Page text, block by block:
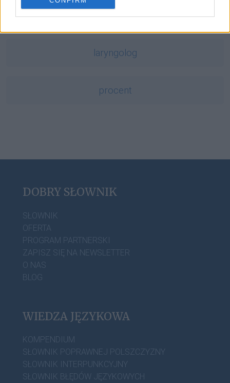
edykuł
laryngolog
procent
DOBRY SŁOWNIK
SŁOWNIK
OFERTA
PROGRAM PARTNERSKI
ZAPISZ SIĘ NA NEWSLETTER
O NAS
BLOG
WIEDZA JĘZYKOWA
KOMPENDIUM
SŁOWNIK POPRAWNEJ POLSZCZYZNY
SŁOWNIK INTERPUNKCYJNY
SŁOWNIK BŁĘDÓW JĘZYKOWYCH